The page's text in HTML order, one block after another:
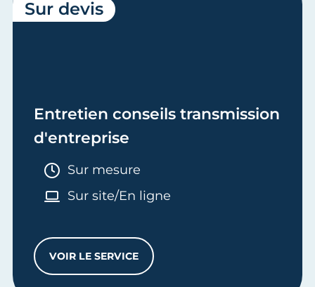
Entretien conseils transmission
d'entreprise
Durée :
Sur mesure
Sur site/En ligne
VOIR LE SERVICEENTRETIEN CONSEILS TRANSMISSION
Sur devis